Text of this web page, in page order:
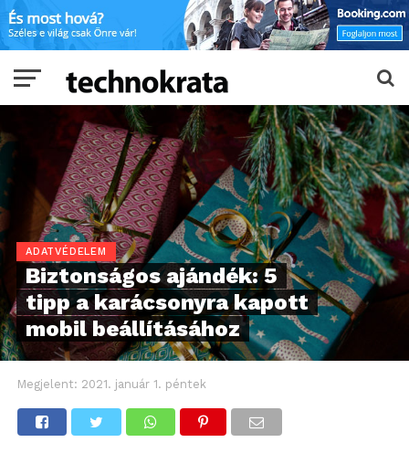
ADATVÉDELEM
Biztonságos ajándék: 5
tipp a karácsonyra kapott
mobil beállításához
Megjelent: 2021. január 1. péntek